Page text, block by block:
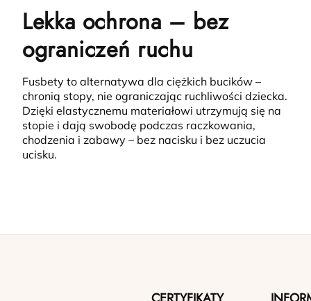
Lekka ochrona – bez
ograniczeń ruchu
Fusbety to alternatywa dla ciężkich bucików –
chronią stopy, nie ograniczając ruchliwości dziecka.
Dzięki elastycznemu materiałowi utrzymują się na
stopie i dają swobodę podczas raczkowania,
chodzenia i zabawy – bez nacisku i bez uczucia
ucisku.